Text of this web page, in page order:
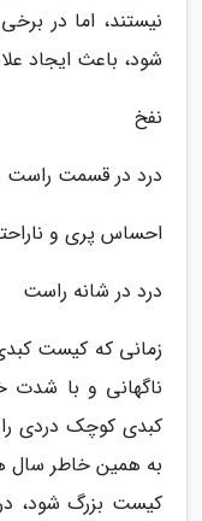
نیستند، اما در
شود، باعث ایجاد
نفخ
درد در قسمت راست
احساس پری و
درد در شانه راست
زمانی که کیست
ناگهانی و با
کبدی کوچک دردی را
به همین خاطر سال
کیست بزرگ شود،